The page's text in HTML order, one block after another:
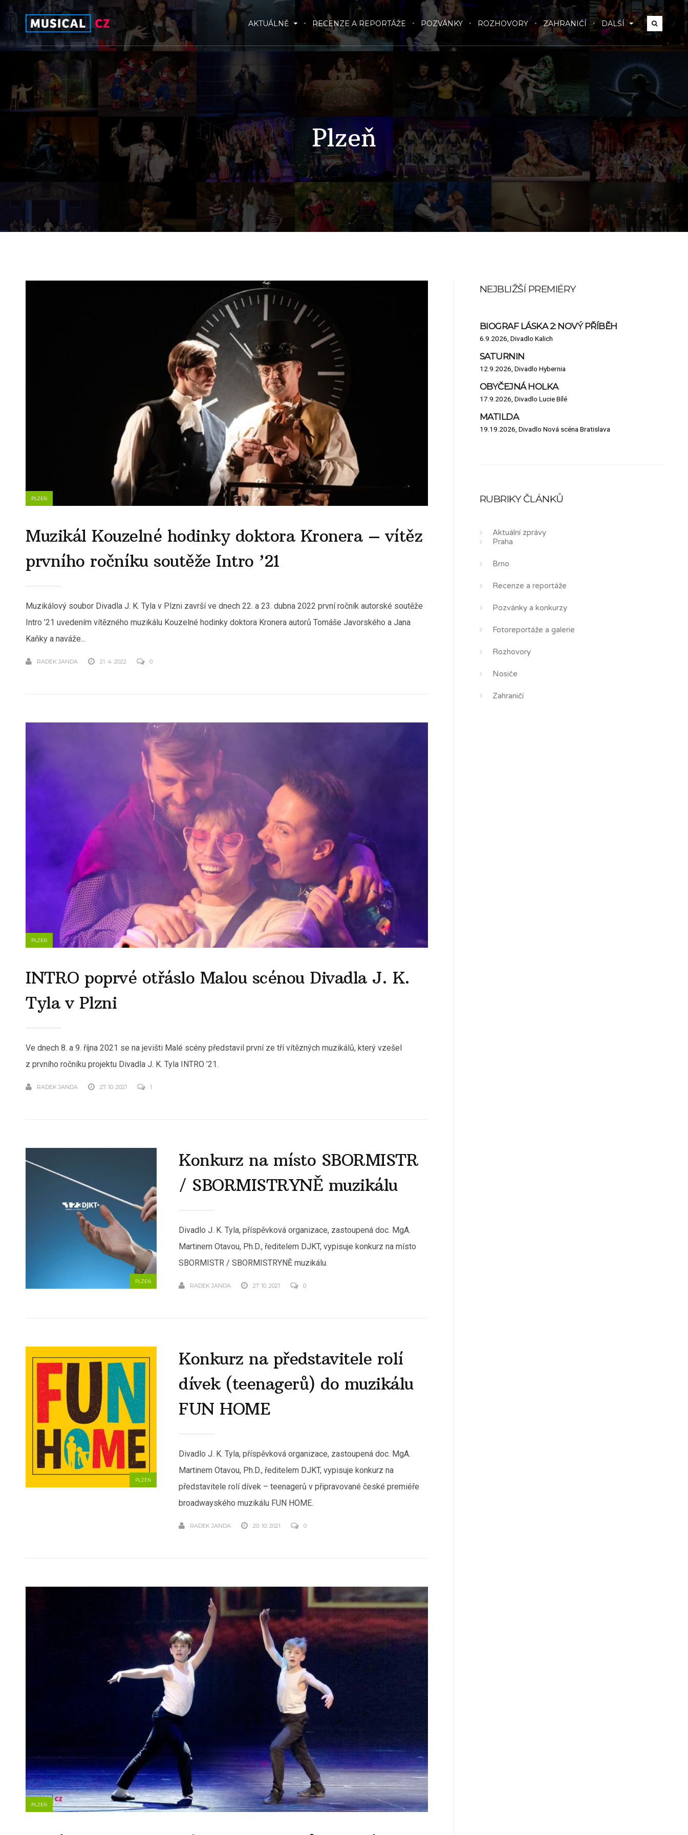
AKTUÁLNĚ RECENZE A REPORTÁŽE POZVÁNKY ROZHOVORY ZAHRANIČÍ DALŠÍ
Plzeň
PLZEŇ
Muzikál Kouzelné hodinky doktora Kronera – vítěz
prvního ročníku soutěže Intro ’21
Muzikálový soubor Divadla J. K. Tyla v Plzni završí ve dnech 22. a 23. dubna 2022 první ročník autorské soutěže
Intro ’21 uvedením vítězného muzikálu Kouzelné hodinky doktora Kronera autorů Tomáše Javorského a Jana
Kaňky a naváže...
RADEK JANDA 21. 4. 2022 0
PLZEŇ
INTRO poprvé otřáslo Malou scénou Divadla J. K.
Tyla v Plzni
Ve dnech 8. a 9. října 2021 se na jevišti Malé scény představil první ze tří vítězných muzikálů, který vzešel
z prvního ročníku projektu Divadla J. K. Tyla INTRO ’21.
RADEK JANDA 27. 10. 2021 1
PLZEŇ
Konkurz na místo SBORMISTR
/ SBORMISTRYNĚ muzikálu
Divadlo J. K. Tyla, příspěvková organizace, zastoupená doc. MgA.
Martinem Otavou, Ph.D., ředitelem DJKT, vypisuje konkurz na místo
SBORMISTR / SBORMISTRYNĚ muzikálu.
RADEK JANDA 27. 10. 2021 0
PLZEŇ
Konkurz na představitele rolí
dívek (teenagerů) do muzikálu
FUN HOME
Divadlo J. K. Tyla, příspěvková organizace, zastoupená doc. MgA.
Martinem Otavou, Ph.D., ředitelem DJKT, vypisuje konkurz na
představitele rolí dívek – teenagerů v připravované české premiéře
broadwayského muzikálu FUN HOME.
RADEK JANDA 20. 10. 2021 0
PLZEŇ
NEJBLIŽŠÍ PREMIÉRY
BIOGRAF LÁSKA 2: NOVÝ PŘÍBĚH
6.9.2026, Divadlo Kalich
SATURNIN
12.9.2026, Divadlo Hybernia
OBYČEJNÁ HOLKA
17.9.2026, Divadlo Lucie Bílé
MATILDA
19.19.2026, Divadlo Nová scéna Bratislava
RUBRIKY ČLÁNKŮ
Aktuální zprávy
Praha
Brno
Recenze a reportáže
Pozvánky a konkurzy
Fotoreportáže a galerie
Rozhovory
Nosiče
Zahraničí